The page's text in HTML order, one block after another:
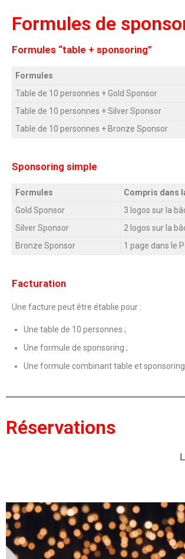
Formules de
Formules “table + sponsoring”
Formules
Table de 10 personnes + Gold Sponsor
Table de 10 personnes + Silver Sponsor
Table de 10 personnes + Bronze Sponsor
Sponsoring simple
Formules Compris dans
Gold Sponsor
3 logos sur la
Silver Sponsor
2 logos sur la
Bronze Sponsor
1 page dans le
Facturation
Une facture peut être établie pour :
Une table de 10 personnes ;
Une formule de sponsoring ;
Une formule combinant table et sponsoring.
Réservations